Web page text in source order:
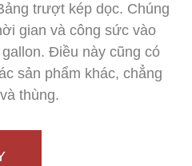
trượt kép dọc. Chúng
gian và công sức vào
Điều này cũng có
sản phẩm khác, chẳng
thùng.